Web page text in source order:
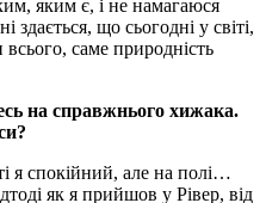
яким є, і не намагаюся
що сьогодні у світі,
саме природність
на справжнього хижака.
спокійний, але на полі…
як я прийшов у Рівер, від